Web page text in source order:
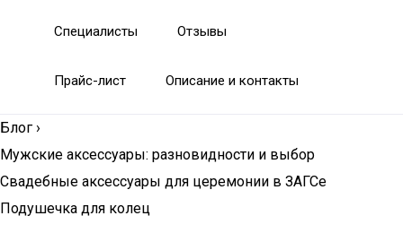
Специалисты Отзывы
Прайс-лист Описание и контакты
Блог ›
Мужские аксессуары: разновидности и выбор
Свадебные аксессуары для церемонии в ЗАГСе
Подушечка для колец